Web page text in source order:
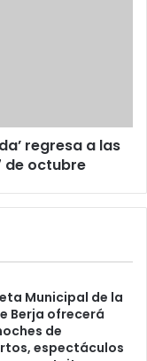
regresa a las
de octubre
Municipal de la
Berja ofrecerá
de
espectáculos